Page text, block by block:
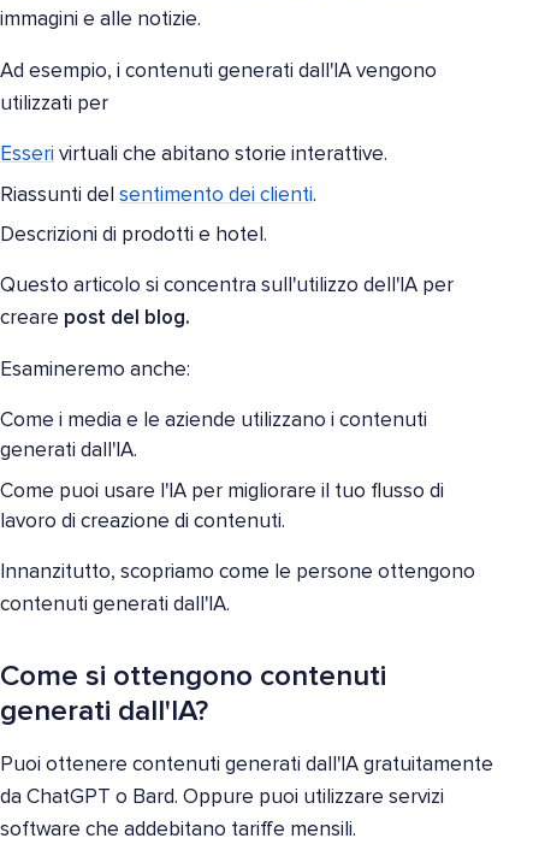
immagini e alle notizie.
Ad esempio, i contenuti generati dall'IA vengono
utilizzati per
Esseri virtuali che abitano storie interattive.
Riassunti del sentimento dei clienti.
Descrizioni di prodotti e hotel.
Questo articolo si concentra sull'utilizzo dell'IA per
creare post del blog.
Esamineremo anche:
Come i media e le aziende utilizzano i contenuti
generati dall'IA.
Come puoi usare l'IA per migliorare il tuo flusso di
lavoro di creazione di contenuti.
Innanzitutto, scopriamo come le persone ottengono
contenuti generati dall'IA.
Come si ottengono contenuti
generati dall'IA?
Puoi ottenere contenuti generati dall'IA gratuitamente
da ChatGPT o Bard. Oppure puoi utilizzare servizi
software che addebitano tariffe mensili.